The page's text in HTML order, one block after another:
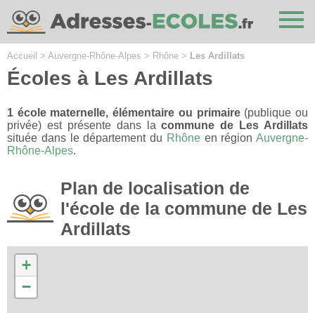
Accueil > Auvergne-Rhône-Alpes > Rhône > Les Ardillats
Écoles à Les Ardillats
1 école maternelle, élémentaire ou primaire(publique ou
privée) est présente dans lacommune de Les Ardillats
située dans le département du Rhôneen région Auvergne-
Rhône-Alpes.
Plan de localisation de
l'école de la commune de Les
Ardillats
+
−